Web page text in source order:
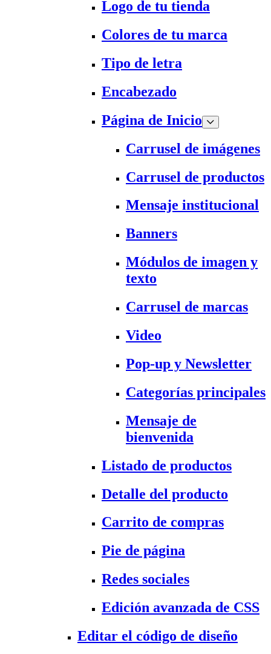
Logo de tu tienda
Colores de tu marca
Tipo de letra
Encabezado
Página de Inicio
Carrusel de imágenes
Carrusel de productos
Mensaje institucional
Banners
Módulos de imagen y
texto
Carrusel de marcas
Video
Pop-up y Newsletter
Categorías principales
Mensaje de
bienvenida
Listado de productos
Detalle del producto
Carrito de compras
Pie de página
Redes sociales
Edición avanzada de CSS
Editar el código de diseño